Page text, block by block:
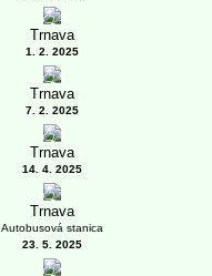
16
Trnava
1. 2. 2025
8
Trnava
7. 2. 2025
3
Trnava
14. 4. 2025
7
Trnava
Autobusová stanica
23. 5. 2025
4